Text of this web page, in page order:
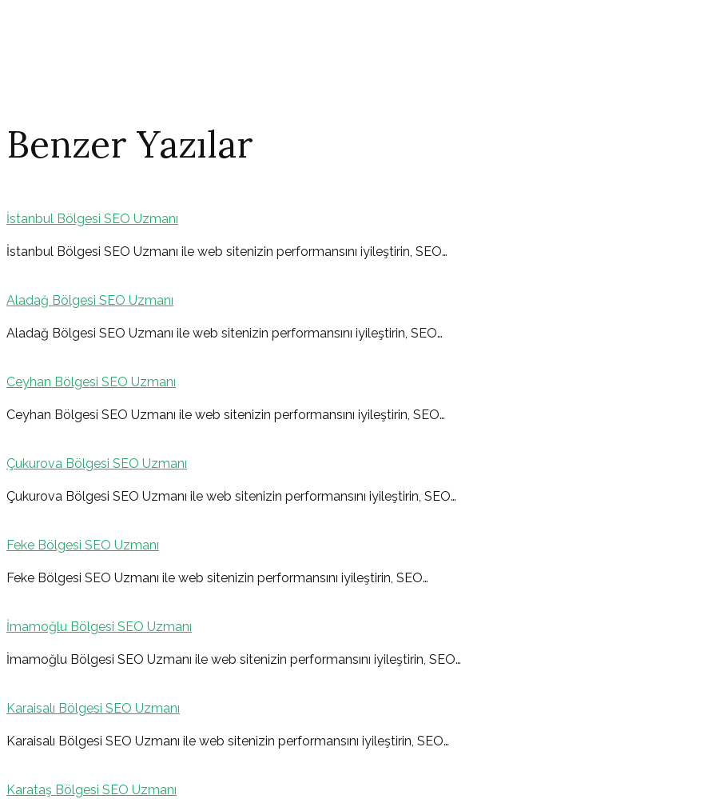
Benzer Yazılar
İstanbul Bölgesi SEO Uzmanı
İstanbul Bölgesi SEO Uzmanı ile web sitenizin performansını iyileştirin, SEO…
Aladağ Bölgesi SEO Uzmanı
Aladağ Bölgesi SEO Uzmanı ile web sitenizin performansını iyileştirin, SEO…
Ceyhan Bölgesi SEO Uzmanı
Ceyhan Bölgesi SEO Uzmanı ile web sitenizin performansını iyileştirin, SEO…
Çukurova Bölgesi SEO Uzmanı
Çukurova Bölgesi SEO Uzmanı ile web sitenizin performansını iyileştirin, SEO…
Feke Bölgesi SEO Uzmanı
Feke Bölgesi SEO Uzmanı ile web sitenizin performansını iyileştirin, SEO…
İmamoğlu Bölgesi SEO Uzmanı
İmamoğlu Bölgesi SEO Uzmanı ile web sitenizin performansını iyileştirin, SEO…
Karaisalı Bölgesi SEO Uzmanı
Karaisalı Bölgesi SEO Uzmanı ile web sitenizin performansını iyileştirin, SEO…
Karataş Bölgesi SEO Uzmanı
Yazı
gezinmesi